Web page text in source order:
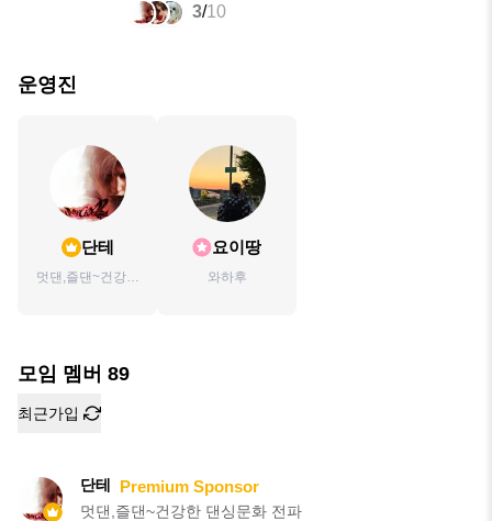
3/10
운영진
단테
멋댄,즐댄~건강한
요이땅
와하후
모임 멤버 89
최근가입
단테 Premium Sponsor
멋댄,즐댄~건강한 댄싱문화 전파